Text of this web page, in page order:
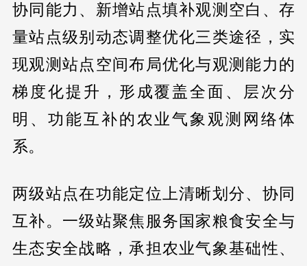
协同能力、新增站点填补观测空白、存
量站点级别动态调整优化三类途径，实
现观测站点空间布局优化与观测能力的
梯度化提升，形成覆盖全面、层次分
明、功能互补的农业气象观测网络体
系。
两级站点在功能定位上清晰划分、协同
互补。一级站聚焦服务国家粮食安全与
生态安全战略，承担农业气象基础性、